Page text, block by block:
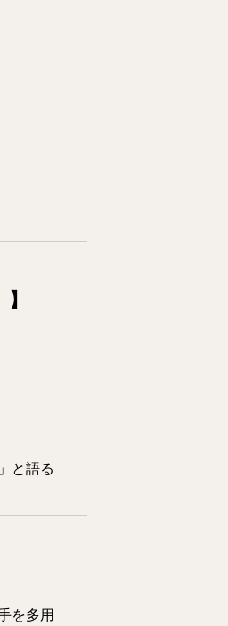
」と語る
を多用